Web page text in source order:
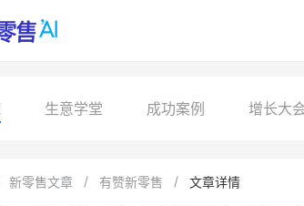
生意学堂 成功案例 增长大
新零售文章 有赞新零售 文章详情